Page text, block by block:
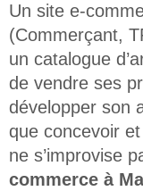
Un site e-
(Commerçant,
un catalogue
de vendre ses
développer son
que concevoir
ne s’improvise
commerce à